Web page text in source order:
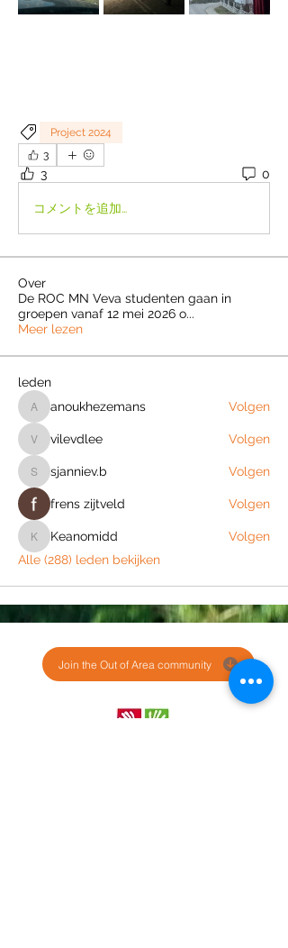
Project 2024
3
3 0
コメントを追加…
Over
De ROC MN Veva studenten gaan in
groepen vanaf 12 mei 2026 o...
Meer lezen
leden
anoukhezemans
anoukhezemans Volgen
vilevdlee
vilevdlee Volgen
sjanniev.b
sjanniev.b Volgen
frens zijtveld Volgen
Keanomidd
Keanomidd
Volgen
Alle (288) leden bekijken
Join the Out of Area community